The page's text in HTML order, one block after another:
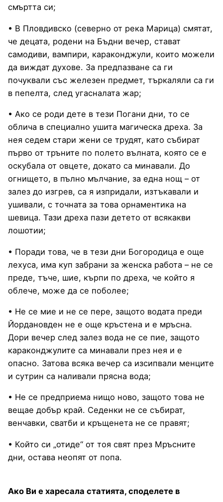
смъртта си;
• В Пловдивско (северно от река Марица) смятат,
че децата, родени на Бъдни вечер, стават
самодиви, вампири, караконджули, които можели
да виждат духове. За предпазване са ги
почуквали със железен предмет, търкаляли са ги
в пепелта, след угасналата жар;
• Ако се роди дете в тези Погани дни, то се
облича в специално ушита магическа дреха. За
нея седем стари жени се трудят, като събират
първо от тръните по полето вълната, която се е
оскубала от овцете, докато са минавали. До
огнището, в пълно мълчание, за една нощ – от
залез до изгрев, са я изпридали, изтъкавали и
ушивали, с точната за това орнаментика на
шевица. Тази дреха пази детето от всякакви
лошотии;
• Поради това, че в тези дни Богородица е още
лехуса, има куп забрани за женска работа – не се
преде, тъче, шие, кърпи по дреха, че който я
облече, може да се поболее;
• Не се мие и не се пере, защото водата преди
Йордановден не е още кръстена и е мръсна.
Дори вечер след залез вода не се пие, защото
караконджулите са минавали през нея и е
опасно. Затова всяка вечер са изсипвали менците
и сутрин са наливали прясна вода;
• Не се предприема нищо ново, защото това не
вещае добър край. Седенки не се събират,
венчавки, сватби и кръщенета не се правят;
• Който си „отиде“ от тоя свят през Мръсните
дни, остава неопят от попа.
Ако Ви е харесала статията, споделете в